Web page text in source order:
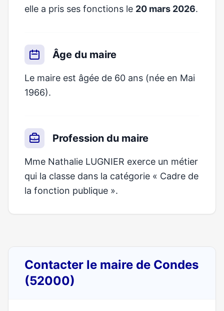
elle a pris ses fonctions le 20 mars 2026.
Âge du maire
Le maire est âgée de 60 ans (née en Mai
1966).
Profession du maire
Mme Nathalie LUGNIER exerce un métier
qui la classe dans la catégorie « Cadre de
la fonction publique ».
Contacter le maire de Condes
(52000)